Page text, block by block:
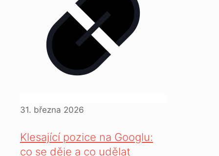
31. března 2026
Klesající pozice na Googlu:
co se děje a co udělat